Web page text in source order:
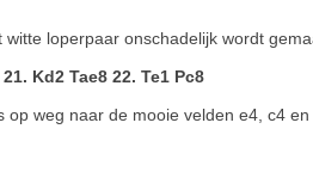
loperpaar onschadelijk wordt
Kd2 Tae8 22. Te1 Pc8
op weg naar de mooie velden e4, c4 en